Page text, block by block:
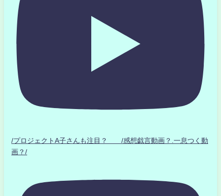
/プロジェクトA子さんも注目？ /感想戯言動画？.一息つく動
画？/